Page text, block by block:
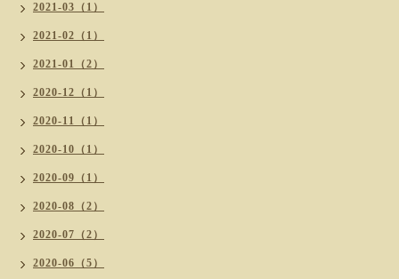
2021-03（1）
2021-02（1）
2021-01（2）
2020-12（1）
2020-11（1）
2020-10（1）
2020-09（1）
2020-08（2）
2020-07（2）
2020-06（5）